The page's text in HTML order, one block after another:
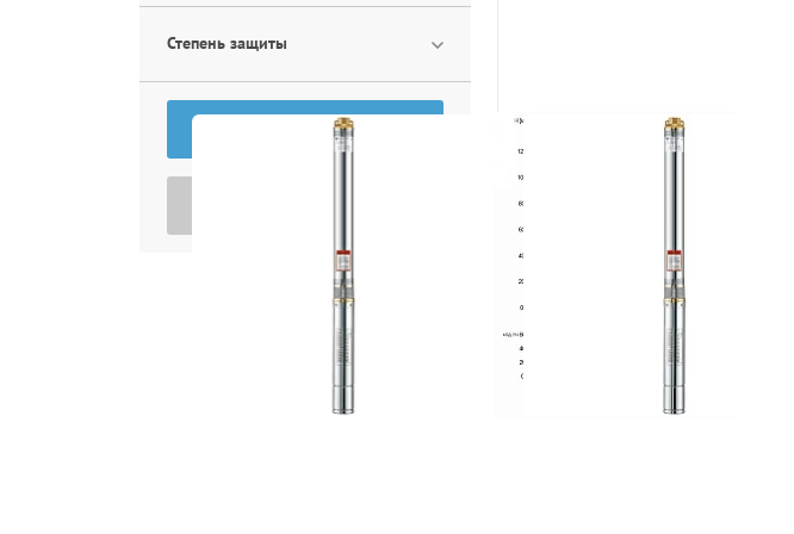
Степень защиты
ПОКАЗАТЬ
Насос скважинный 3" Waterstry 3ST
Китай
Доставка за 1-3 дня
20 179 р.